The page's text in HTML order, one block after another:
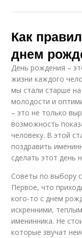
Как
днем
День рождения –
жизни каждого
мы стали старше
молодости и
– это не только
возможность
человеку. В этой
поздравить
сделать этот день
Советы по выбору
Первое, что
кого-то с днем
искренними,
именинника. Не
которые звучат